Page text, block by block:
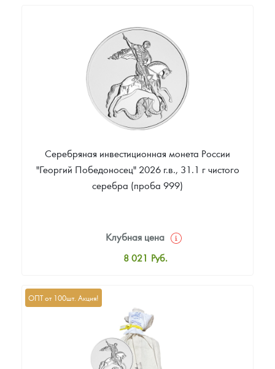
Цена выкупа
Звоните
Серебряная инвестиционная монета России
"Георгий Победоносец" 2026 г.в., 31.1 г чистого
серебра (проба 999)
Клубная цена
8 021 Руб.
Цена выкупа
6 328
ОПТ от 100шт. Акция!